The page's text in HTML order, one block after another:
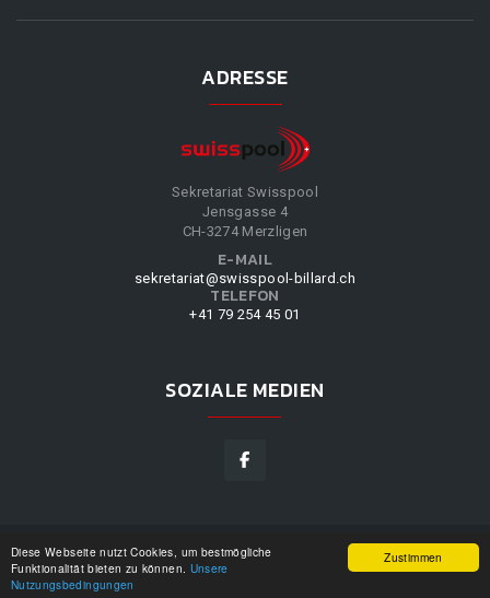
Zustimmen
Diese Webseite nutzt Cookies, um bestmögliche
Funktionalität bieten zu können. Unsere
Nutzungsbedingungen
ADRESSE
Sekretariat Swisspool
Jensgasse 4
CH-3274 Merzligen
E-MAIL
sekretariat@swisspool-billard.ch
TELEFON
+41 79 254 45 01
SOZIALE MEDIEN
SWISSPOOL©2026|DESIGN BY
UNSERE
NUTZUNGSBEDINGUNGEN